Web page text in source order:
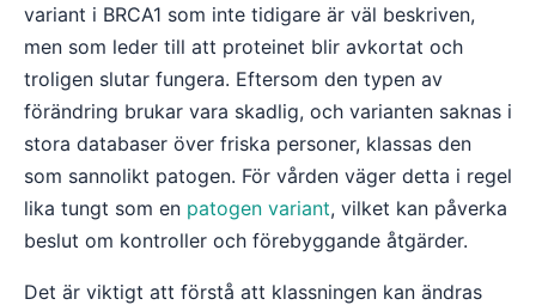
variant i BRCA1 som inte tidigare är väl beskriven,
men som leder till att proteinet blir avkortat och
troligen slutar fungera. Eftersom den typen av
förändring brukar vara skadlig, och varianten saknas i
stora databaser över friska personer, klassas den
som sannolikt patogen. För vården väger detta i regel
lika tungt som en patogen variant, vilket kan påverka
beslut om kontroller och förebyggande åtgärder.
Det är viktigt att förstå att klassningen kan ändras